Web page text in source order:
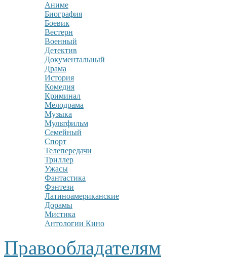
Аниме
Биография
Боевик
Вестерн
Военный
Детектив
Документальный
Драма
История
Комедия
Криминал
Мелодрама
Музыка
Мультфильм
Семейный
Спорт
Телепередачи
Триллер
Ужасы
Фантастика
Фэнтези
Латиноамериканские
Дорамы
Мистика
Антологии Кино
Правообладателям